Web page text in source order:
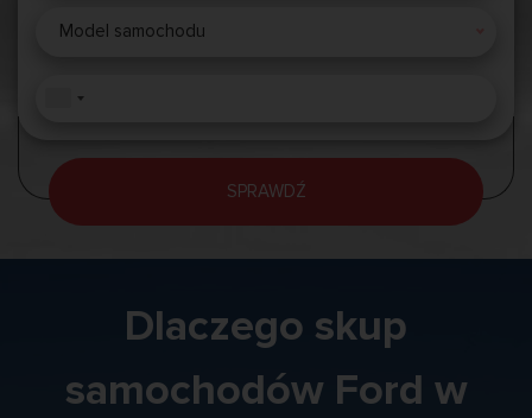
Model samochodu
SPRAWDŹ
Dlaczego skup
samochodów Ford w